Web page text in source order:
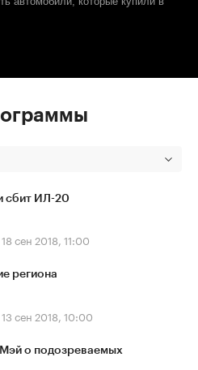
сбит ИЛ-20
18 сен 2018, 11:00
региона
13 сен 2018, 10:00
о подозреваемых